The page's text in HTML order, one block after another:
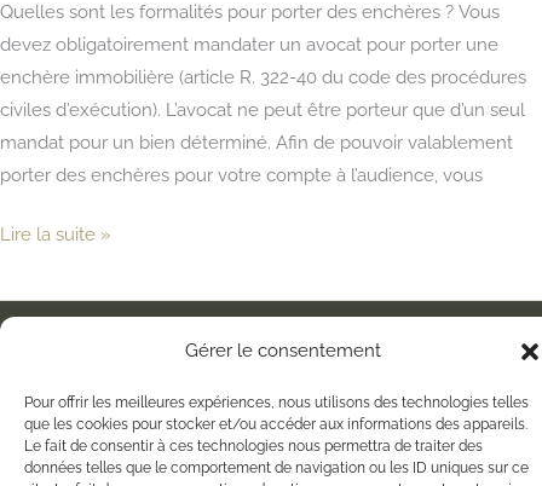
Gérer le consentement
Pour offrir les meilleures expériences, nous utilisons des technologies telles
que les cookies pour stocker et/ou accéder aux informations des appareils.
Le fait de consentir à ces technologies nous permettra de traiter des
données telles que le comportement de navigation ou les ID uniques sur ce
Quelles sont les formalités pour porter des enchères ? Vous
devez obligatoirement mandater un avocat pour porter une
enchère immobilière (article R. 322-40 du code des procédures
civiles d’exécution). L’avocat ne peut être porteur que d’un seul
mandat pour un bien déterminé. Afin de pouvoir valablement
porter des enchères pour votre compte à l’audience, vous
Informations
sur
les
aux
enchères
Lire la suite »
BRT - Avocats
Politique de confidentialité
Contact
Politique de cookies (UE)